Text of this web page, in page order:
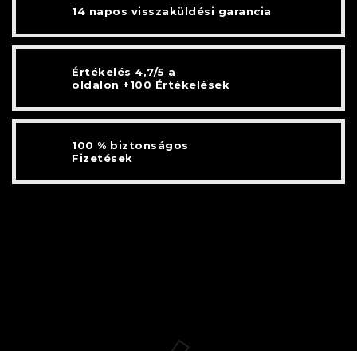
14 napos visszaküldési garancia
Értékelés 4,7/5 a
oldalon +100 Értékelések
100 % biztonságos
Fizetések